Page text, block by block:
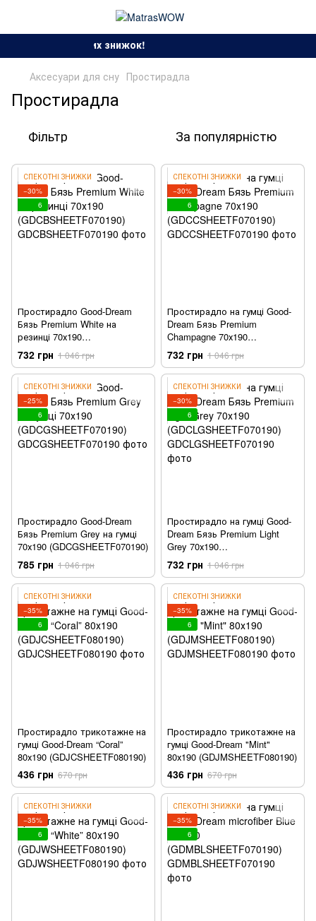
Сезон спекотних знижок!
Аксесуари для сну Простирадла
Простирадла
Фільтр За популярністю
СПЕКОТНІ ЗНИЖКИ
−30%
6
Простирадло Good-Dream
Бязь Premium White на
резинці 70х190
(GDCBSHEETF070190)
732 грн 1 046 грн
СПЕКОТНІ ЗНИЖКИ
−30%
6
Простирадло на гумці Good-
Dream Бязь Premium
Champagne 70х190
(GDCCSHEETF070190)
732 грн 1 046 грн
СПЕКОТНІ ЗНИЖКИ
−25%
6
Простирадло Good-Dream
Бязь Premium Grey на гумці
70х190 (GDCGSHEETF070190)
785 грн 1 046 грн
СПЕКОТНІ ЗНИЖКИ
−30%
6
Простирадло на гумці Good-
Dream Бязь Premium Light
Grey 70х190
(GDCLGSHEETF070190)
732 грн 1 046 грн
СПЕКОТНІ ЗНИЖКИ
−35%
6
Простирадло трикотажне на
гумці Good-Dream “Coral”
80х190 (GDJCSHEETF080190)
436 грн 670 грн
СПЕКОТНІ ЗНИЖКИ
−35%
6
Простирадло трикотажне на
гумці Good-Dream "Mint"
80х190 (GDJMSHEETF080190)
436 грн 670 грн
СПЕКОТНІ ЗНИЖКИ
−35%
6
СПЕКОТНІ ЗНИЖКИ
−35%
6